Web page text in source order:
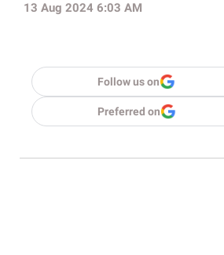
13 Aug 2024 6:03 AM
Follow us on
Preferred on